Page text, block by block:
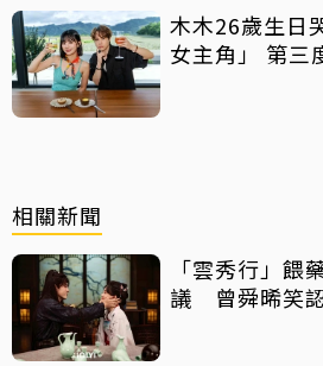
木木26歲生日
女主角」 第三
相關新聞
「雲秀行」餵
議 曾舜晞笑